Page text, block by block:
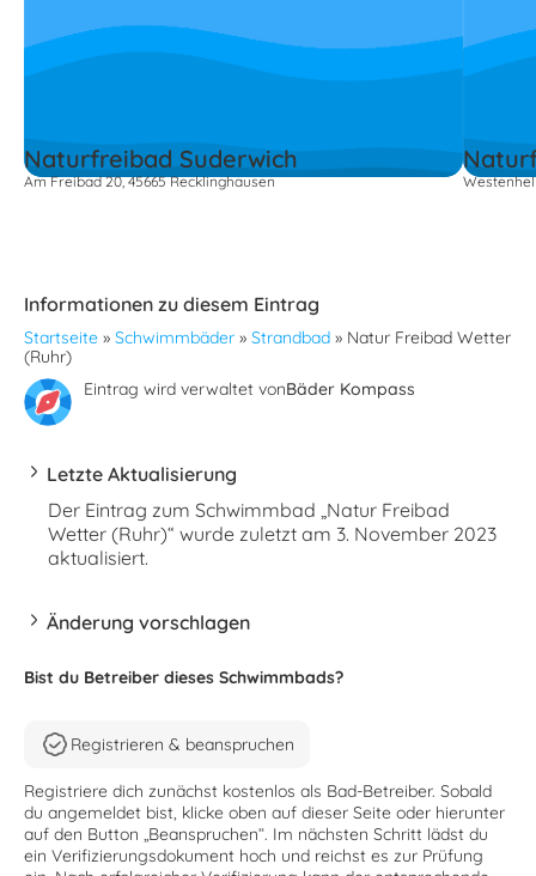
Naturfreibad Suderwich
Am Freibad 20, 45665 Recklinghausen
Informationen zu diesem Eintrag
Startseite » Schwimmbäder » Strandbad » Natur Freibad Wetter
(Ruhr)
Eintrag wird verwaltet vonBäder Kompass
Letzte Aktualisierung
Der Eintrag zum Schwimmbad „Natur Freibad
Wetter (Ruhr)“ wurde zuletzt am 3. November 2023
aktualisiert.
Änderung vorschlagen
Bist du Betreiber dieses Schwimmbads?
Registrieren & beanspruchen
Registriere dich zunächst kostenlos als Bad-Betreiber. Sobald
du angemeldet bist, klicke oben auf dieser Seite oder hierunter
auf den Button „Beanspruchen“. Im nächsten Schritt lädst du
ein Verifizierungsdokument hoch und reichst es zur Prüfung